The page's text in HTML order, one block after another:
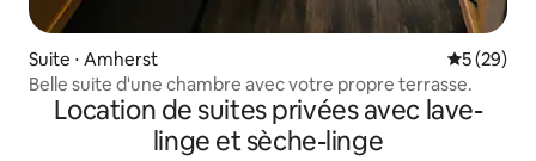
Suite ⋅ Amherst
5 (29)
Belle suite d'une chambre avec votre propre terrasse.
Location de suites privées avec lave-
linge et sèche-linge